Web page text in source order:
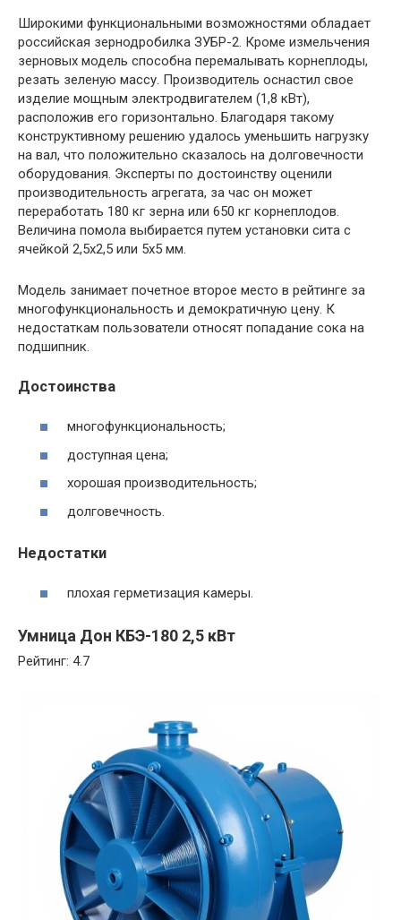
Широкими функциональными возможностями обладает
российская зернодробилка ЗУБР-2. Кроме измельчения
зерновых модель способна перемалывать корнеплоды,
резать зеленую массу. Производитель оснастил свое
изделие мощным электродвигателем (1,8 кВт),
расположив его горизонтально. Благодаря такому
конструктивному решению удалось уменьшить нагрузку
на вал, что положительно сказалось на долговечности
оборудования. Эксперты по достоинству оценили
производительность агрегата, за час он может
переработать 180 кг зерна или 650 кг корнеплодов.
Величина помола выбирается путем установки сита с
ячейкой 2,5х2,5 или 5х5 мм.
Модель занимает почетное второе место в рейтинге за
многофункциональность и демократичную цену. К
недостаткам пользователи относят попадание сока на
подшипник.
Достоинства
многофункциональность;
доступная цена;
хорошая производительность;
долговечность.
Недостатки
плохая герметизация камеры.
Умница Дон КБЭ-180 2,5 кВт
Рейтинг: 4.7